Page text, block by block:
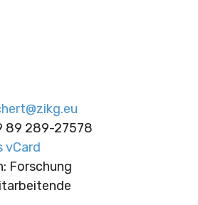
89 289-27578
vCard
Forschung